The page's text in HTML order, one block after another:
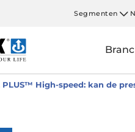
Segmenten
PLUS™ High-speed: kan de